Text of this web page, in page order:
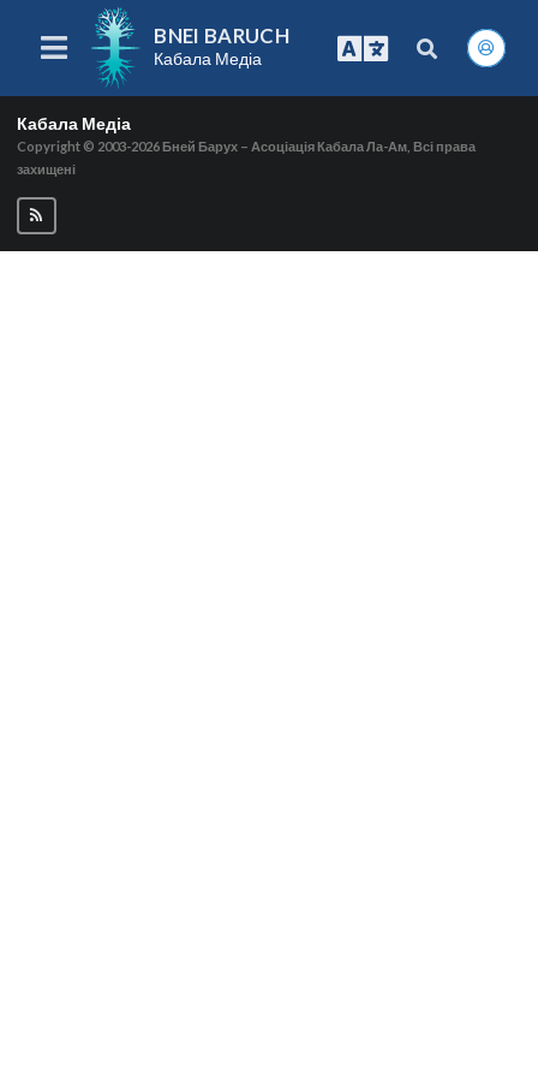
BNEI BARUCH
Кабала Медіа
Кабала Медіа
Copyright © 2003-2026 Бней Барух – Асоціація Кабала Ла-Ам, Всі права
захищені